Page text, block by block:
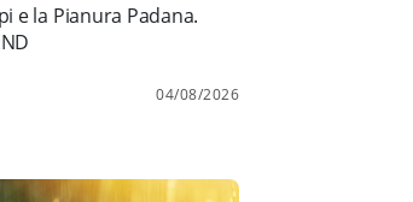
e la Pianura Padana.
04/08/2026